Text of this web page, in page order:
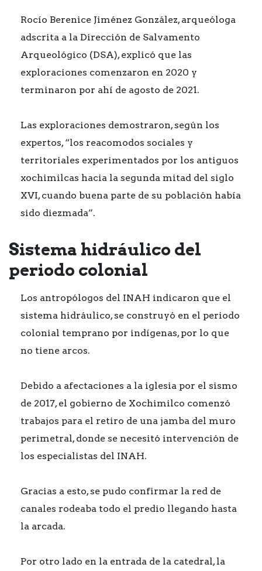
Rocío Berenice Jiménez González, arqueóloga
adscrita a la Dirección de Salvamento
Arqueológico (DSA), explicó que las
exploraciones comenzaron en 2020 y
terminaron por ahí de agosto de 2021.
Las exploraciones demostraron, según los
expertos, “los reacomodos sociales y
territoriales experimentados por los antiguos
xochimilcas hacia la segunda mitad del siglo
XVI, cuando buena parte de su población había
sido diezmada”.
Sistema hidráulico del
periodo colonial
Los antropólogos del INAH indicaron que el
sistema hidráulico, se construyó en el periodo
colonial temprano por indígenas, por lo que
no tiene arcos.
Debido a afectaciones a la iglesia por el sismo
de 2017, el gobierno de Xochimilco comenzó
trabajos para el retiro de una jamba del muro
perimetral, donde se necesitó intervención de
los especialistas del INAH.
Gracias a esto, se pudo confirmar la red de
canales rodeaba todo el predio llegando hasta
la arcada.
Por otro lado en la entrada de la catedral, la